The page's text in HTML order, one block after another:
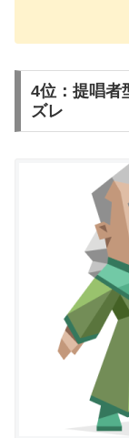
4位：提唱者
ズレ